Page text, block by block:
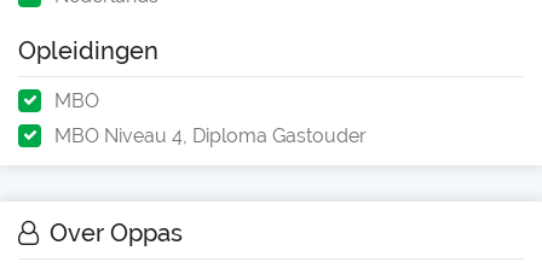
Opleidingen
MBO
MBO Niveau 4, Diploma Gastouder
Over Oppas